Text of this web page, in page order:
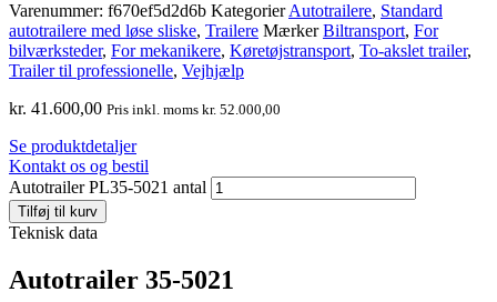
Varenummer: f670ef5d2d6b Kategorier Autotrailere, Standard
autotrailere med løse sliske, Trailere Mærker Biltransport, For
bilværksteder, For mekanikere, Køretøjstransport, To-akslet trailer,
Trailer til professionelle, Vejhjælp
kr. 41.600,00 Pris inkl. moms kr. 52.000,00
Se produktdetaljer
Kontakt os og bestil
Autotrailer PL35-5021 antal
Tilføj til kurv
Teknisk data
Autotrailer 35-5021